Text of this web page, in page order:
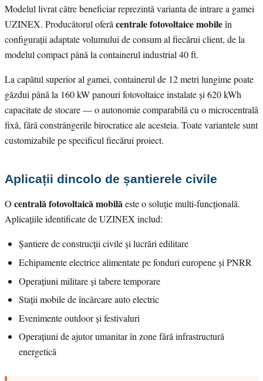
Modelul livrat către beneficiar reprezintă varianta de intrare a gamei
UZINEX. Producătorul oferăcentrale fotovoltaice mobileîn
configurații adaptate volumului de consum al fiecărui client, de la
modelul compact până la containerul industrial 40 ft.
La capătul superior al gamei, containerul de 12 metri lungime poate
găzdui până la 160 kW panouri fotovoltaice instalate și 620 kWh
capacitate de stocare — o autonomie comparabilă cu o microcentrală
fixă, fără constrângerile birocratice ale acesteia. Toate variantele sunt
customizabile pe specificul fiecărui proiect.
Aplicații dincolo de șantierele civile
O centrală fotovoltaică mobilăeste o soluție multi-funcțională.
Aplicațiile identificate de UZINEX includ:
Șantiere de construcții civile și lucrări edilitare
Echipamente electrice alimentate pe fonduri europene și PNRR
Operațiuni militare și tabere temporare
Stații mobile de încărcare auto electric
Evenimente outdoor și festivaluri
Operațiuni de ajutor umanitar în zone fără infrastructură
energetică